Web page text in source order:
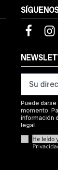
Puede
momento.
información
legal.
He leído